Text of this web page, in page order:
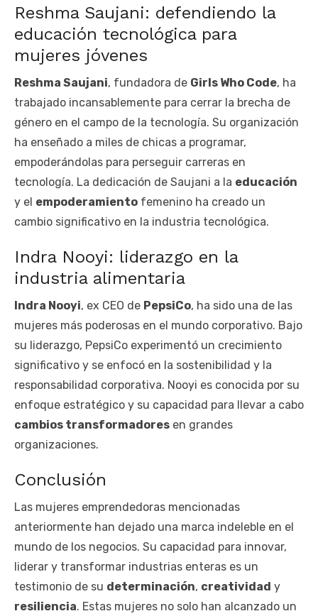
Reshma Saujani: defendiendo la
educación tecnológica para
mujeres jóvenes
Reshma Saujani, fundadora de Girls Who Code, ha
trabajado incansablemente para cerrar la brecha de
género en el campo de la tecnología. Su organización
ha enseñado a miles de chicas a programar,
empoderándolas para perseguir carreras en
tecnología. La dedicación de Saujani a la educación
y el empoderamiento femenino ha creado un
cambio significativo en la industria tecnológica.
Indra Nooyi: liderazgo en la
industria alimentaria
Indra Nooyi, ex CEO de PepsiCo, ha sido una de las
mujeres más poderosas en el mundo corporativo. Bajo
su liderazgo, PepsiCo experimentó un crecimiento
significativo y se enfocó en la sostenibilidad y la
responsabilidad corporativa. Nooyi es conocida por su
enfoque estratégico y su capacidad para llevar a cabo
cambios transformadores en grandes
organizaciones.
Conclusión
Las mujeres emprendedoras mencionadas
anteriormente han dejado una marca indeleble en el
mundo de los negocios. Su capacidad para innovar,
liderar y transformar industrias enteras es un
testimonio de su determinación, creatividad y
resiliencia. Estas mujeres no solo han alcanzado un